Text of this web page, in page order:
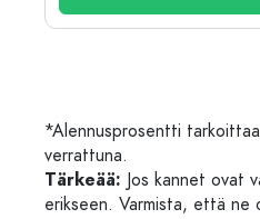
*Alennusprosentti
verrattuna.
Tärkeää: Jos kannet ovat
erikseen. Varmista, että ne